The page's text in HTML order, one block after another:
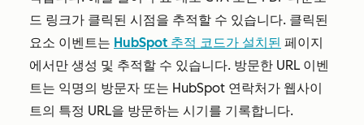
드 링크가 클릭된 시점을 추적할 수 있습니다. 클릭된
요소 이벤트는 HubSpot 추적 코드가 설치된 페이지
에서만 생성 및 추적할 수 있습니다. 방문한 URL 이벤
트는 익명의 방문자 또는 HubSpot 연락처가 웹사이
트의 특정 URL을 방문하는 시기를 기록합니다.